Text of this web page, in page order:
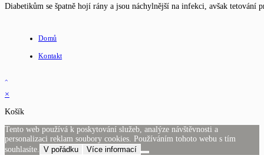
Diabetikům se špatně hojí rány a jsou náchylnější na infekci, avšak
Domů
Kontakt
×
Košík
Tento web používá k poskytování služeb, analýze návštěvnosti a
personalizaci reklam soubory cookies. Používáním tohoto webu s tím
souhlasíte. V pořádku Více informací